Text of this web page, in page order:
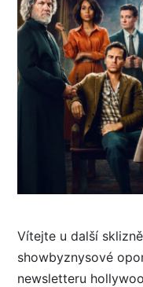
Vítejte u další
showbyznysové
newsletteru